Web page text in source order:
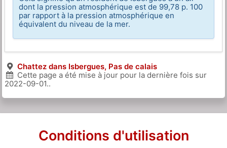
dont la pression atmosphérique est de 99,78 p. 100
par rapport à la pression atmosphérique en
équivalent du niveau de la mer.
Chattez dans Isbergues, Pas de calais
Cette page a été mise à jour pour la dernière fois sur
2022-09-01..
Conditions d'utilisation